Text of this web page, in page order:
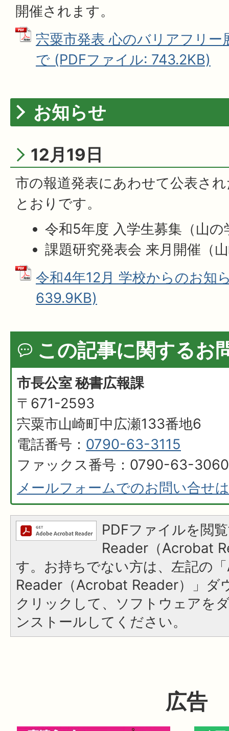
開催されます。
宍粟市発表 心のバリアフリー
で (PDFファイル: 743.2KB)
お知らせ
12月19日
市の報道発表にあわせて公表さ
とおりです。
令和5年度 入学生募集（山の
課題研究発表会 来月開催（
令和4年12月 学校からのお知
639.9KB)
この記事に関するお
市長公室 秘書広報課
〒671-2593
宍粟市山崎町中広瀬133番地6
電話番号： 0790-63-3115
ファックス番号：0790-63-3060
メールフォームでのお問い合せ
PDFファイルを閲
Reader（Acrobat
す。お持ちでない方は、左記の
Reader（Acrobat Reader）」ダ
クリックして、ソフトウェアを
ンストールしてください。
広告